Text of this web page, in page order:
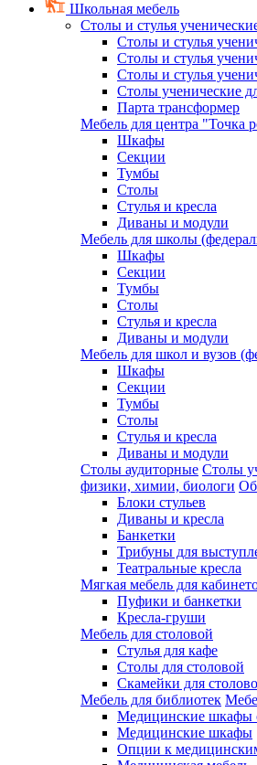
Школьная мебель
Столы и стулья
Столы и стулья
Столы и стулья
Столы и стулья
Столы ученические
Парта трансформер
Мебель для центра "Точка
Шкафы
Секции
Тумбы
Столы
Стулья и кресла
Диваны и модули
Мебель для школы
Шкафы
Секции
Тумбы
Столы
Стулья и кресла
Диваны и модули
Мебель для школ и вузов
Шкафы
Секции
Тумбы
Столы
Стулья и кресла
Диваны и модули
Столы аудиторные Столы
физики, химии, биологи
Блоки стульев
Диваны и кресла
Банкетки
Трибуны для
Театральные кресла
Мягкая мебель для
Пуфики и банкетки
Кресла-груши
Мебель для столовой
Cтулья для кафе
Cтолы для столовой
Скамейки для
Мебель для библиотек
Медицинские шкафы
Медицинские шкафы
Опции к